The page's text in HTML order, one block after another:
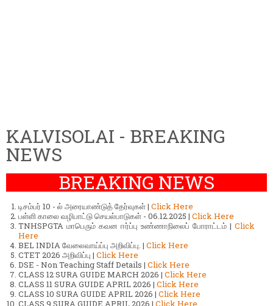
KALVISOLAI - BREAKING
NEWS
BREAKING NEWS
டிசம்பர் 10 - ல் அரையாண்டுத் தேர்வுகள் | Click Here
பள்ளி காலை வழிபாட்டு செயல்பாடுகள் - 06.12.2025 | Click Here
TNHSPGTA மாபெரும் கவன ஈர்ப்பு உண்ணாநிலைப் போராட்டம் | Click
Here
BEL INDIA வேலைவாய்ப்பு அறிவிப்பு. | Click Here
CTET 2026 அறிவிப்பு | Click Here
DSE - Non Teaching Staff Details | Click Here
CLASS 12 SURA GUIDE MARCH 2026 | Click Here
CLASS 11 SURA GUIDE APRIL 2026 | Click Here
CLASS 10 SURA GUIDE APRIL 2026 | Click Here
CLASS 9 SURA GUIDE APRIL 2026 | Click Here